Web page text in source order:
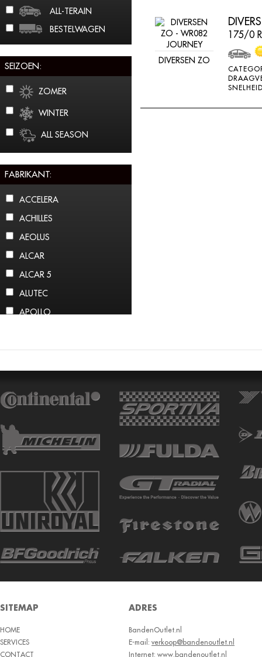
ALL-TERAIN
BESTELWAGEN
SEIZOEN:
ZOMER
WINTER
ALL SEASON
FABRIKANT:
ACCELERA
ACHILLES
AEOLUS
ALCAR
ALCAR 5
ALUTEC
APOLLO
ARROWSPEED
ATLAS
AUTOGREEN
AUTOGUARD
BARUM W
BCT
BF GOODRICH
BOTO
BRIDGESTON
BRIDGESTONE
DIVERSEN ZO
175/0
SITEMAP
HOME
SERVICES
CONTACT
ADRES
BandenOutlet.nl
E-mail: verkoop@bandenoutlet.nl
Internet: www.bandenoutlet.nl